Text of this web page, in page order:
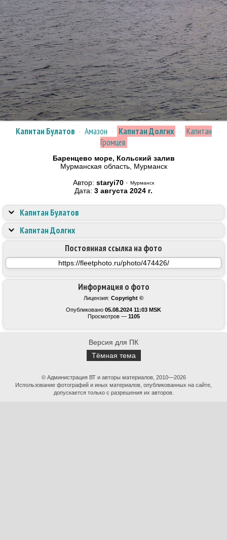
Капитан Булатов · Амазон · Капитан Долгих · Капитан
Громцев
Баренцево море, Кольский залив
Мурманская область, Мурманск
Автор: staryi70 · Мурманск
Дата: 3 августа 2024 г.
Информация о фото
Лицензия: Copyright ©
Опубликовано 05.08.2024 11:03 MSK
Просмотров — 1105
Постоянная ссылка на фото
Капитан Булатов
Капитан Долгих
Версия для ПК
Тёмная тема
© Администрация ВТ и авторы материалов, 2010—2026
Использование фотографий и иных материалов, опубликованных на сайте,
допускается только с разрешения их авторов.